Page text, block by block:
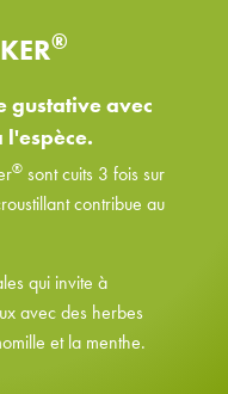
®
gustative avec
l'espèce.
® sont cuits 3 fois sur
contribue au
qui invite à
avec des herbes
et la menthe.